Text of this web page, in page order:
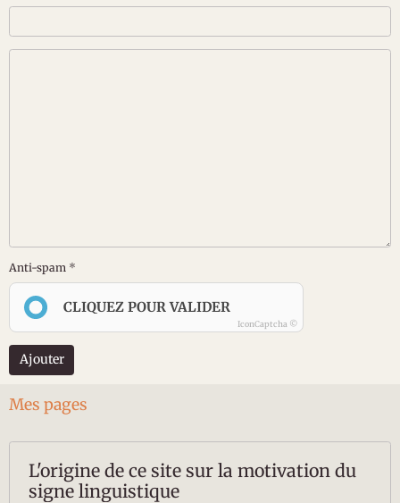
Anti-spam
CLIQUEZ POUR VALIDER
IconCaptcha ©
Ajouter
Mes pages
L'origine de ce site sur la motivation du
signe linguistique